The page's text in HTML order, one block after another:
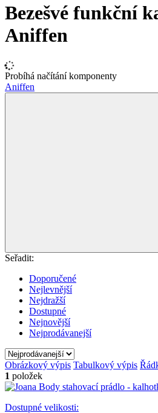
Bezešvé funkční
Aniffen
Probíhá načítání komponenty
Aniffen
Seřadit:
Doporučené
Nejlevnější
Nejdražší
Dostupné
Nejnovější
Nejprodávanejší
Obrázkový výpis Tabulkový výpis
1 položek
Dostupné velikosti: